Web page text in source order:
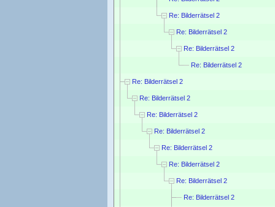
Re: Bilderrätsel 2
Re: Bilderrätsel 2
Re: Bilderrätsel 2
Re: Bilderrätsel 2
Re: Bilderrätsel 2
Re: Bilderrätsel 2
Re: Bilderrätsel 2
Re: Bilderrätsel 2
Re: Bilderrätsel 2
Re: Bilderrätsel 2
Re: Bilderrätsel 2
Re: Bilderrätsel 2